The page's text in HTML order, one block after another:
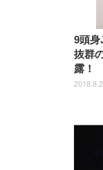
9頭身
抜群
露！